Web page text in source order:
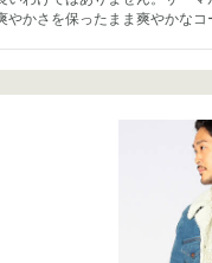
かさを保ったまま爽やかなコ